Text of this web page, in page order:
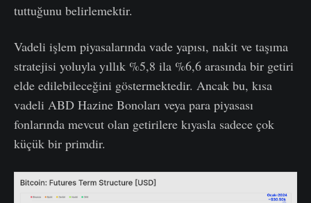
tuttuğunu belirlemektir.
Vadeli işlem piyasalarında vade yapısı, nakit ve taşıma
stratejisi yoluyla yıllık %5,8 ila %6,6 arasında bir getiri
elde edilebileceğini göstermektedir. Ancak bu, kısa
vadeli ABD Hazine Bonoları veya para piyasası
fonlarında mevcut olan getirilere kıyasla sadece çok
küçük bir primdir.